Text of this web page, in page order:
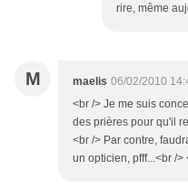
rire, même
M maelis 06/02/2010
<br /> Je me suis
des prières pour qu'il
<br /> Par contre,
un opticien, pfff...<br />